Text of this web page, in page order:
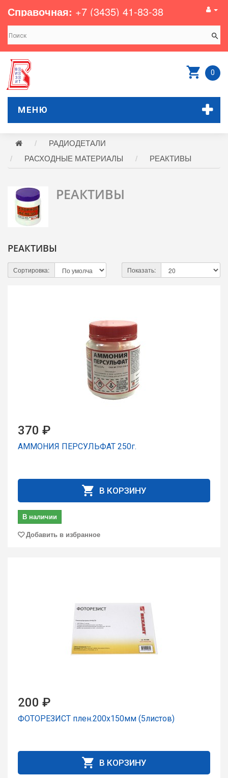
Справочная: +7 (3435) 41-83-38
0
МЕНЮ
РАДИОДЕТАЛИ
РАСХОДНЫЕ МАТЕРИАЛЫ
РЕАКТИВЫ
РЕАКТИВЫ
РЕАКТИВЫ
Сортировка: Показать:
370 ₽
АММОНИЯ ПЕРСУЛЬФАТ 250г.
В КОРЗИНУ
В наличии
Добавить в избранное
200 ₽
ФОТОРЕЗИСТ плен.200х150мм (5листов)
В КОРЗИНУ